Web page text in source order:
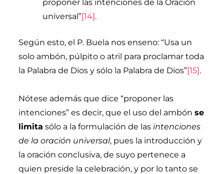
proponer las intenciones de la Oración
universal”[14].
Según esto, el P. Buela nos enseno: “Usa un
solo ambón, púlpito o atril para proclamar toda
la Palabra de Dios y sólo la Palabra de Dios”[15].
Nótese además que dice “proponer las
intenciones” es decir, que el uso del ambónse
limita sólo a la formulación de las intenciones
de la oración universal, pues la introducción y
la oración conclusiva, de suyo pertenece a
quien preside la celebración, y por lo tanto se